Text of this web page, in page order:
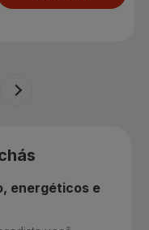
energéticos e